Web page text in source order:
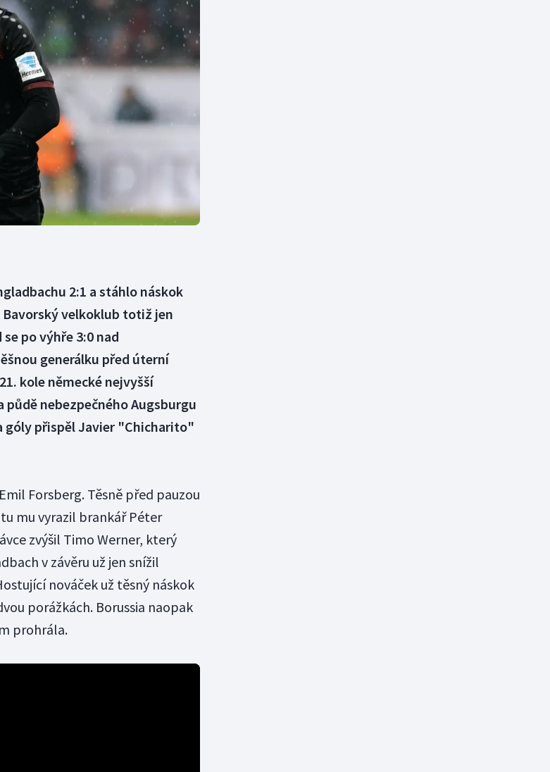
pětiboj
hry
volejbal
Triatlon
Veslování
Vodní slalom
Volejbal
2:1 a stáhlo náskok
velkoklub totiž jen
po výhře 3:0 nad
generálku před úterní
kole německé nejvyšší
nebezpečného Augsburgu
góly přispěl Javier "Chicharito"
Forsberg. Těsně před pauzou
mu vyrazil brankář Péter
zvýšil Timo Werner, který
v závěru už jen snížil
nováček už těsný náskok
porážkách. Borussia naopak
prohrála.